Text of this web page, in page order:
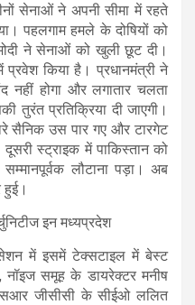
सेनाओं ने अपनी सीमा में रहते
पहलगाम हमले के दोषियों को
ने सेनाओं को खुली छूट दी।
किया है। प्रधानमंत्री ने
होगा और लगातार चलता
तुरंत प्रतिक्रिया दी जाएगी।
सैनिक उस पार गए और टारगेट
स्ट्राइक में पाकिस्तान को
लौटाना पड़ा। अब
हुई।
इन मध्यप्रदेश
में इसमें टेक्सटाइल में बेस्ट
नॉइज समूह के डायरेक्टर मनीष
जीसीसी के सीईओ ललित